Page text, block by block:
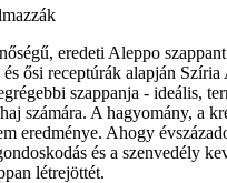
eredeti Aleppo
ősi receptúrák alapján Szíria
szappanja - ideális,
számára. A hagyomány, a
eredménye. Ahogy
és a szenvedély
létrejöttét.